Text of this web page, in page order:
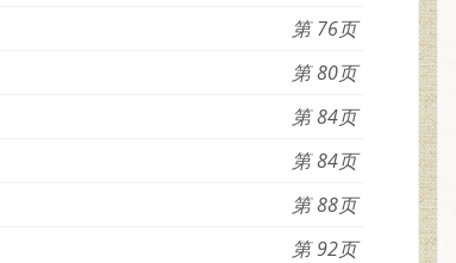
76
80
84
84
88
92